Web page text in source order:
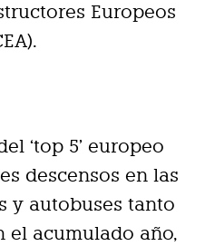
Europeos
‘top 5’ europeo
descensos en las
y autobuses tanto
el acumulado año,